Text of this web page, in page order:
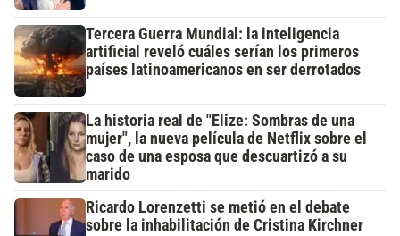
Tercera Guerra Mundial: la inteligencia
artificial reveló cuáles serían los primeros
países latinoamericanos en ser derrotados
La historia real de "Elize: Sombras de una
mujer", la nueva película de Netflix sobre el
caso de una esposa que descuartizó a su
marido
Ricardo Lorenzetti se metió en el debate
sobre la inhabilitación de Cristina Kirchner